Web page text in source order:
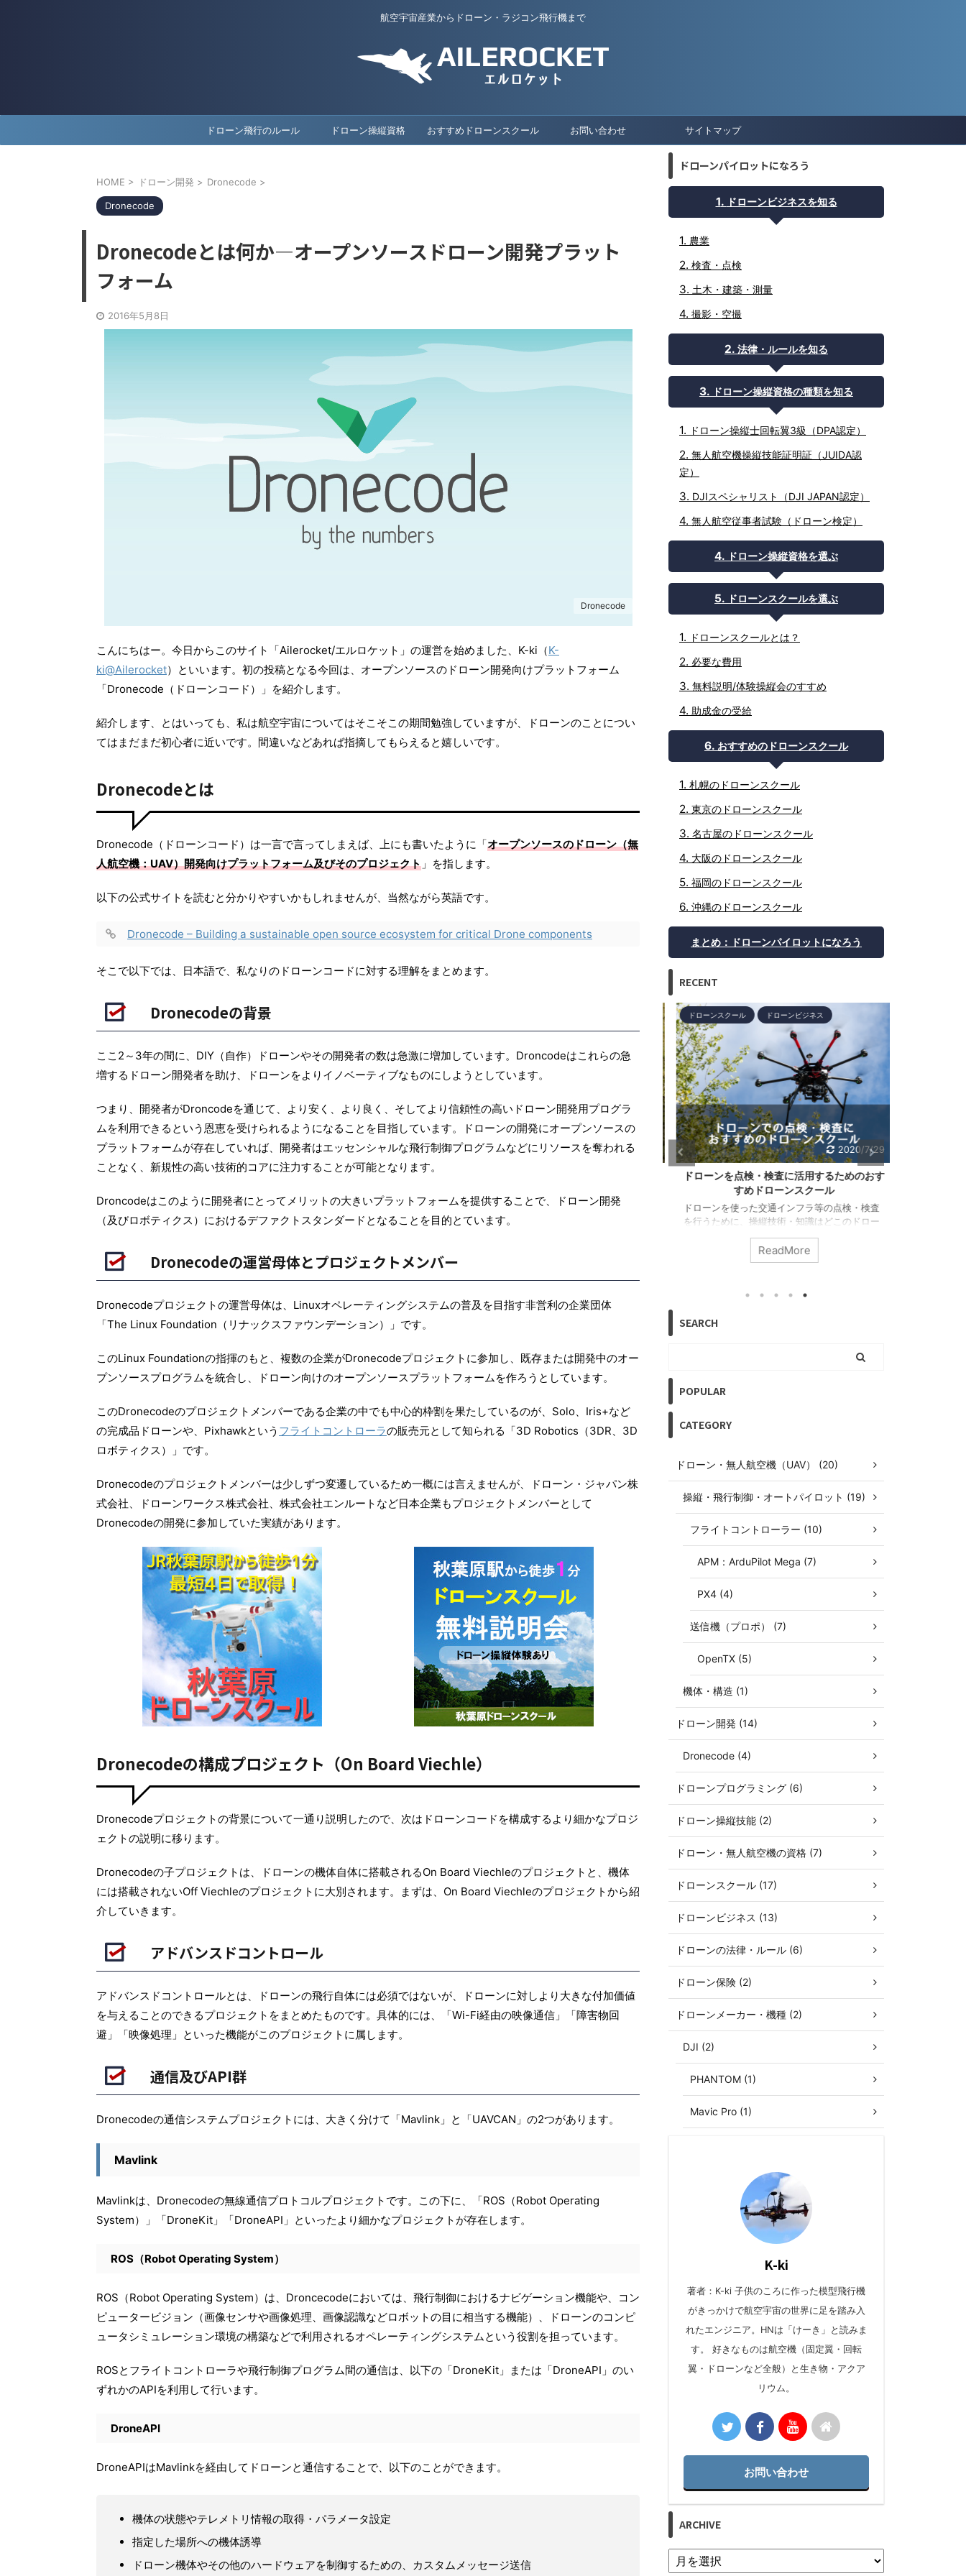
航空宇宙産業からドローン・ラジコン飛行機まで
ドローン飛行のルール ドローン操縦資格 おすすめドローンスクール お問い合わせ サイトマップ
HOME > ドローン開発 > Dronecode >
Dronecode
Dronecodeとは何か―オープンソースドローン開発プラット
フォーム
2016年5月8日
Dronecode
こんにちはー。今日からこのサイト「Ailerocket/エルロケット」の運営を始めました、K-ki（K-
ki@Ailerocket）といいます。初の投稿となる今回は、オープンソースのドローン開発向けプラットフォーム
「Dronecode（ドローンコード）」を紹介します。
紹介します、とはいっても、私は航空宇宙についてはそこそこの期間勉強していますが、ドローンのことについ
てはまだまだ初心者に近いです。間違いなどあれば指摘してもらえると嬉しいです。
Dronecodeとは
Dronecode（ドローンコード）は一言で言ってしまえば、上にも書いたように「オープンソースのドローン（無
人航空機：UAV）開発向けプラットフォーム及びそのプロジェクト 」を指します。
以下の公式サイトを読むと分かりやすいかもしれませんが、当然ながら英語です。
Dronecode – Building a sustainable open source ecosystem for critical Drone components
そこで以下では、日本語で、私なりのドローンコードに対する理解をまとめます。
Dronecodeの背景
ここ2～3年の間に、DIY（自作）ドローンやその開発者の数は急激に増加しています。Droncodeはこれらの急
増するドローン開発者を助け、ドローンをよりイノベーティブなものにしようとしています。
つまり、開発者がDroncodeを通じて、より安く、より良く、そしてより信頼性の高いドローン開発用プログラ
ムを利用できるという恩恵を受けられるようになることを目指しています。ドローンの開発にオープンソースの
プラットフォームが存在していれば、開発者はエッセンシャルな飛行制御プログラムなどにリソースを奪われる
ことなく、新規性の高い技術的コアに注力することが可能となります。
Droncodeはこのように開発者にとってメリットの大きいプラットフォームを提供することで、ドローン開発
（及びロボティクス）におけるデファクトスタンダードとなることを目的とています。
Dronecodeの運営母体とプロジェクトメンバー
Dronecodeプロジェクトの運営母体は、Linuxオペレーティングシステムの普及を目指す非営利の企業団体
「The Linux Foundation（リナックスファウンデーション）」です。
このLinux Foundationの指揮のもと、複数の企業がDronecodeプロジェクトに参加し、既存または開発中のオー
プンソースプログラムを統合し、ドローン向けのオープンソースプラットフォームを作ろうとしています。
このDronecodeのプロジェクトメンバーである企業の中でも中心的枠割を果たしているのが、Solo、Iris+など
の完成品ドローンや、Pixhawkという フライトコントローラの販売元として知られる「3D Robotics（3DR、3D
ロボティクス）」です。
Dronecodeのプロジェクトメンバーは少しずつ変遷しているため一概には言えませんが、ドローン・ジャパン株
式会社、ドローンワークス株式会社、株式会社エンルートなど日本企業もプロジェクトメンバーとして
Dronecodeの開発に参加していた実績があります。
Dronecodeの構成プロジェクト（On Board Viechle）
Dronecodeプロジェクトの背景について一通り説明したので、次はドローンコードを構成するより細かなプロジ
ェクトの説明に移ります。
Dronecodeの子プロジェクトは、ドローンの機体自体に搭載されるOn Board Viechleのプロジェクトと、機体
には搭載されないOff Viechleのプロジェクトに大別されます。まずは、On Board Viechleのプロジェクトから紹
介していきます。
アドバンスドコントロール
アドバンスドコントロールとは、ドローンの飛行自体には必須ではないが、ドローンに対しより大きな付加価値
を与えることのできるプロジェクトをまとめたものです。具体的には、「Wi-Fi経由の映像通信」「障害物回
避」「映像処理」といった機能がこのプロジェクトに属します。
通信及びAPI群
Dronecodeの通信システムプロジェクトには、大きく分けて「Mavlink」と「UAVCAN」の2つがあります。
Mavlink
Mavlinkは、Dronecodeの無線通信プロトコルプロジェクトです。この下に、「ROS（Robot Operating
System）」「DroneKit」「DroneAPI」といったより細かなプロジェクトが存在します。
ROS（Robot Operating System）
ROS（Robot Operating System）は、Droncecodeにおいては、飛行制御におけるナビゲーション機能や、コン
ピュータービジョン（画像センサや画像処理、画像認識などロボットの目に相当する機能）、ドローンのコンピ
ュータシミュレーション環境の構築などで利用されるオペレーティングシステムという役割を担っています。
ROSとフライトコントローラや飛行制御プログラム間の通信は、以下の「DroneKit」または「DroneAPI」のい
ずれかのAPIを利用して行います。
DroneAPI
DroneAPIはMavlinkを経由してドローンと通信することで、以下のことができます。
機体の状態やテレメトリ情報の取得・パラメータ設定
指定した場所への機体誘導
ドローン機体やその他のハードウェアを制御するための、カスタムメッセージ送信
ドローンパイロットになろう
ドローンビジネスを知る
農業
検査・点検
土木・建築・測量
撮影・空撮
法律・ルールを知る
ドローン操縦資格の種類を知る
ドローン操縦士回転翼3級（DPA認定）
無人航空機操縦技能証明証（JUIDA認
定）
DJIスペシャリスト（DJI JAPAN認定）
無人航空従事者試験（ドローン検定）
ドローン操縦資格を選ぶ
ドローンスクールを選ぶ
ドローンスクールとは？
必要な費用
無料説明/体験操縦会のすすめ
助成金の受給
おすすめのドローンスクール
札幌のドローンスクール
東京のドローンスクール
名古屋のドローンスクール
大阪のドローンスクール
福岡のドローンスクール
沖縄のドローンスクール
まとめ：ドローンパイロットになろう
RECENT
2022/1/30
安＆全国対応のドローンスクール！デイト
ンラインで動画授業を受ける新しい形態のド
ーンスクール、デイトラのドローンコースに
習できるため、気軽に挑戦できる点が最大の
ReadMore
APM：ArduPilot Mega
2021/5/27
ArduPilotによるラジコン飛行機の自動操縦
オープンソースの自動操縦システムとして有名
なArduPilotについて、PX4と比較しての解説記
Features（特別飛行機能）と呼ばれる機能群に
2021/4/30
オープンソースの自動操縦システムとして有名
なArduPilotについて、同じく有名なPX4と比較
ットアップやフライトモードの差異について紹
ドローンスクール ドローンビジネス
2020/7/29
ドローンを点検・検査に活用するためのおす
すめドローンスクール
ドローンを使った交通インフラ等の点検・検査
を行うために、操縦技術・知識はどこのドロー
では赤外線カメラ操作やデータ解析が重要なた
めこれらの知識・技術も学べるスクールがおす
ReadMore
SEARCH
POPULAR
CATEGORY
ドローン・無人航空機（UAV） (20)
操縦・飛行制御・オートパイロット (19)
フライトコントローラー (10)
APM：ArduPilot Mega (7)
PX4 (4)
送信機（プロポ） (7)
OpenTX (5)
機体・構造 (1)
ドローン開発 (14)
Dronecode (4)
ドローンプログラミング (6)
ドローン操縦技能 (2)
ドローン・無人航空機の資格 (7)
ドローンスクール (17)
ドローンビジネス (13)
ドローンの法律・ルール (6)
ドローン保険 (2)
ドローンメーカー・機種 (2)
DJI (2)
PHANTOM (1)
Mavic Pro (1)
K-ki
著者：K-ki 子供のころに作った模型飛行機
がきっかけで航空宇宙の世界に足を踏み入
れたエンジニア。HNは「けーき」と読みま
す。 好きなものは航空機（固定翼・回転
翼・ドローンなど全般）と生き物・アクア
リウム。
お問い合わせ
ARCHIVE